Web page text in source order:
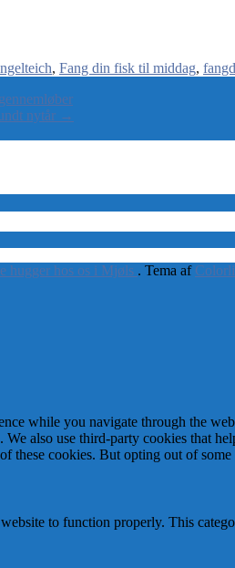
Fang din fisk til middag
nytår →
hugger hos os i Mjøls . Tema af
while you navigate through the
also use third-party cookies that
these cookies. But opting out of
to function properly. This